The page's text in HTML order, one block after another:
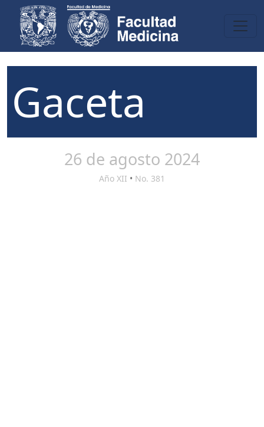
Gaceta
26 de agosto 2024
Año XII • No. 381